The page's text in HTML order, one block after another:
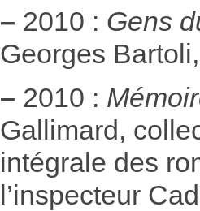
– 2010 : Gens
Georges
– 2010 :
Gallimard,
intégrale des
l’inspecteur